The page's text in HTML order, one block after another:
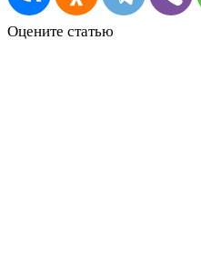
Оцените статью